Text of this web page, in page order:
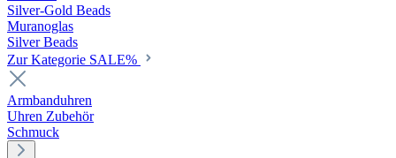
Silver-Gold Beads
Muranoglas
Silver Beads
Zur Kategorie SALE%
Armbanduhren
Uhren Zubehör
Schmuck